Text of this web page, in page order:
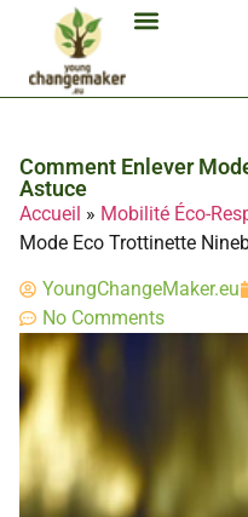
Comment Enlever
Astuce
Accueil » Mobilité Éco-
Mode Eco Trottinette
YoungChangeMaker.eu
No Comments